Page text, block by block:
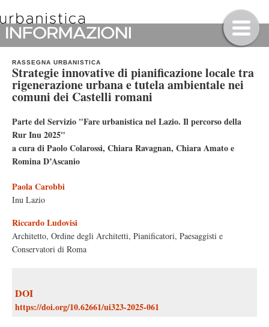
RASSEGNA URBANISTICA
Strategie innovative di pianificazione locale tra
rigenerazione urbana e tutela ambientale nei
comuni dei Castelli romani
Parte del Servizio "Fare urbanistica nel Lazio. Il percorso della
Rur Inu 2025"
a cura di Paolo Colarossi, Chiara Ravagnan, Chiara Amato e
Romina D’Ascanio
Paola Carobbi
Inu Lazio
Riccardo Ludovisi
Architetto, Ordine degli Architetti, Pianificatori, Paesaggisti e
Conservatori di Roma
DOI
https://doi.org/10.62661/ui323-2025-061